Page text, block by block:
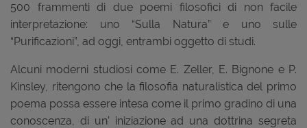
500 frammenti di due poemi filosofici di non facile
interpretazione: uno “Sulla Natura” e uno sulle
“Purificazioni”, ad oggi, entrambi oggetto di studi.
Alcuni moderni studiosi come E. Zeller, E. Bignone e P.
Kinsley, ritengono che la filosofia naturalistica del primo
poema possa essere intesa come il primo gradino di una
conoscenza, di un’ iniziazione ad una dottrina segreta